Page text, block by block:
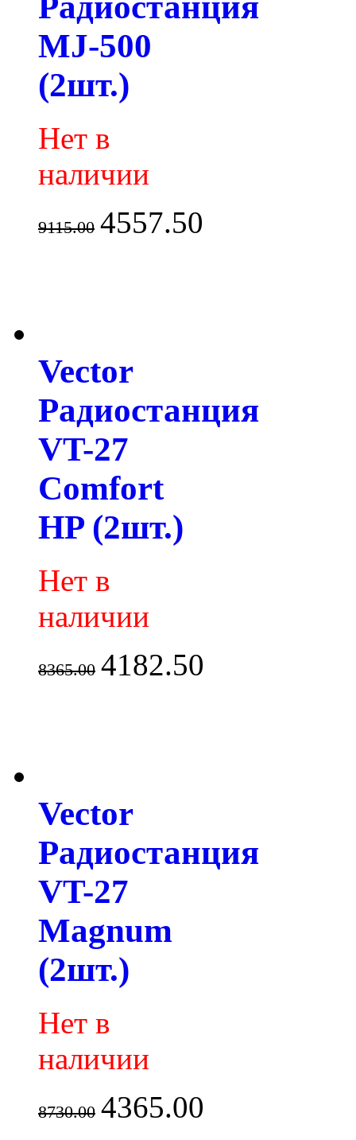
MJ-500
(2шт.)
Нет в
наличии
9115.00 4557.50
Vector
Радиостанция
VT-27
Comfort
HP (2шт.)
Нет в
наличии
8365.00 4182.50
Vector
Радиостанция
VT-27
Magnum
(2шт.)
Нет в
наличии
8730.00 4365.00